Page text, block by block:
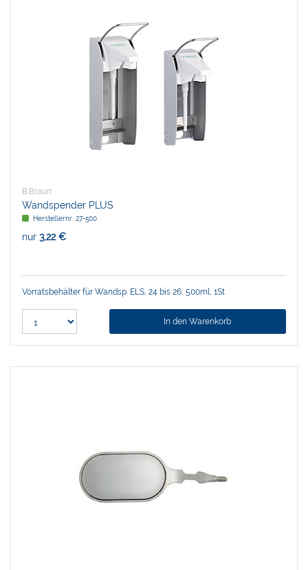
B.Braun
Wandspender PLUS
Herstellernr: 27-500
nur 3,22 €
Vorratsbehälter für Wandsp. ELS, 24 bis 26, 500ml, 1St
In den Warenkorb